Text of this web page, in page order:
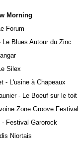
Morning
Forum
Blues Autour du Zinc
Silex
- L'usine à Chapeaux
- Le Boeuf sur le toit
Zone Groove Festival
- Festival Garorock
Niortais